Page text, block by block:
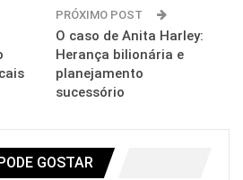
PRÓXIMO POST
O caso de Anita Harley:
Herança bilionária e
planejamento
sucessório
GOSTAR